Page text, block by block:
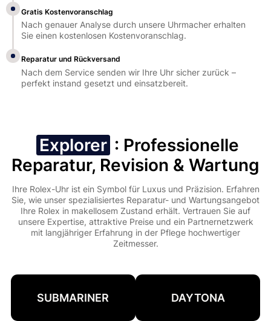
Gratis Kostenvoranschlag
Nach genauer Analyse durch unsere Uhrmacher erhalten
Sie einen kostenlosen Kostenvoranschlag.
Reparatur und Rückversand
Nach dem Service senden wir Ihre Uhr sicher zurück –
perfekt instand gesetzt und einsatzbereit.
Explorer : Professionelle
Reparatur, Revision & Wartung
Ihre Rolex-Uhr ist ein Symbol für Luxus und Präzision. Erfahren
Sie, wie unser spezialisiertes Reparatur- und Wartungsangebot
Ihre Rolex in makellosem Zustand erhält. Vertrauen Sie auf
unsere Expertise, attraktive Preise und ein Partnernetzwerk
mit langjähriger Erfahrung in der Pflege hochwertiger
Zeitmesser.
SUBMARINER DAYTONA